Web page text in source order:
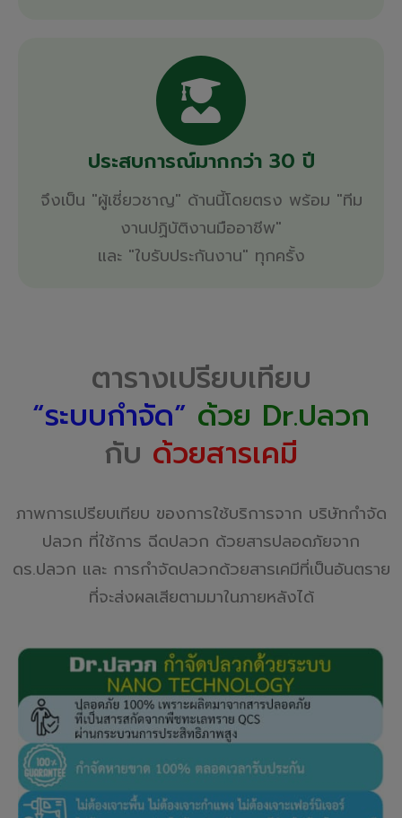
ประสบการณ์มากกว่า 30 ปี
จึงเป็น "ผู้เชี่ยวชาญ" ด้านนี้โดยตรง พร้อม "ทีม
งานปฏิบัติงานมืออาชีพ"
และ "ใบรับประกันงาน" ทุกครั้ง
ตารางเปรียบเทียบ
“ระบบกำจัด” ด้วย Dr.ปลวก
กับ ด้วยสารเคมี
ภาพการเปรียบเทียบ ของการใช้บริการจาก บริษัทกำจัด
ปลวก ที่ใช้การ ฉีดปลวก ด้วยสารปลอดภัยจาก
ดร.ปลวก และ การกำจัดปลวกด้วยสารเคมีที่เป็นอันตราย
ที่จะส่งผลเสียตามมาในภายหลังได้